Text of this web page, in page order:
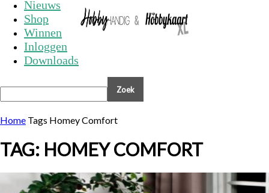
Nieuws
Shop
Winnen
Inloggen
Downloads
Home Tags Homey Comfort
TAG: HOMEY COMFORT